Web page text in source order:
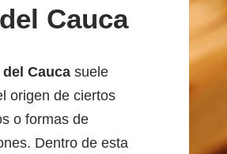
Cauca
Cauca suele
origen de ciertos
o formas de
Dentro de esta